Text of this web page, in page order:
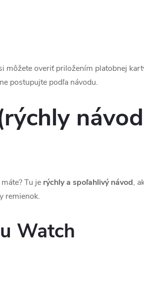
môžete overiť priložením platobnej
postupujte podľa návodu.
Tu je rýchly a spoľahlivý návod,
remienok.
Watch